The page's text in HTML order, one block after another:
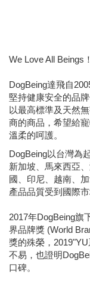
We Love All Beings
DogBeing達飛自
堅持健康安全的品
以最高標準及天然
商的商品，希望給
溫柔的呵護。
DogBeing以台灣為
新加坡、馬來西亞
國、印尼、越南、
產品品質受到國際
2017年DogBeing旗
界品牌獎 (World
獎的殊榮，
不易，也證明
口碑。